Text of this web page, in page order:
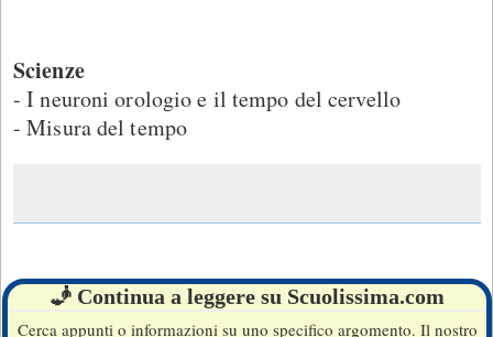
Scienze
- I neuroni orologio e il tempo del cervello
- Misura del tempo
🧞 Continua a leggere su Scuolissima.com
Cerca appunti o informazioni su uno specifico argomento. Il nostro